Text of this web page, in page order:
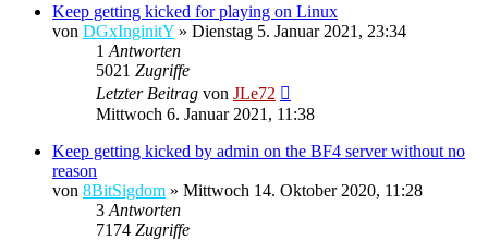
Keep getting kicked for playing on Linux
von DGxInginitY » Dienstag 5. Januar 2021, 23:34
1 Antworten
5021 Zugriffe
Letzter Beitrag von JLe72
Mittwoch 6. Januar 2021, 11:38
Keep getting kicked by admin on the BF4 server without no
reason
von 8BitSigdom » Mittwoch 14. Oktober 2020, 11:28
3 Antworten
7174 Zugriffe